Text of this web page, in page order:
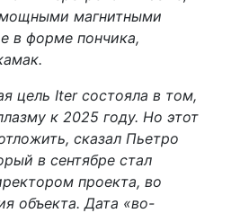
магнитными
в форме пончика,
цель Iter состояла в том,
к 2025 году. Но этот
сказал Пьетро
в сентябре стал
проекта, во
объекта. Дата «во-